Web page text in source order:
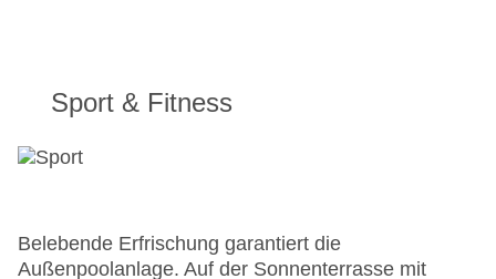
Sport & Fitness
Belebende Erfrischung garantiert die
Außenpoolanlage. Auf der Sonnenterrasse mit